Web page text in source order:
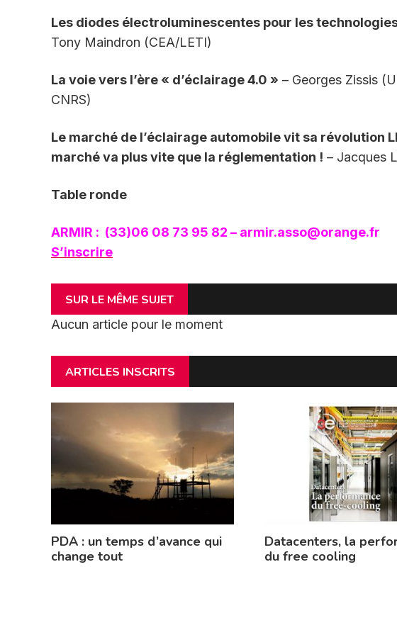
Les diodes électroluminescentes pour les
Tony Maindron (CEA/LETI)
La voie vers l’ère « d’éclairage 4.0 » – Georges Zissis
CNRS)
Le marché de l’éclairage automobile vit sa révolution
marché va plus vite que la réglementation ! – Jacques
Table ronde
ARMIR : (33)06 08 73 95 82 – armir.asso@orange.fr
S’inscrire
SUR LE MÊME SUJET
Aucun article pour le moment
ARTICLES INSCRITS
PDA : un temps d’avance qui
change tout
Datacenters, la
du free cooling